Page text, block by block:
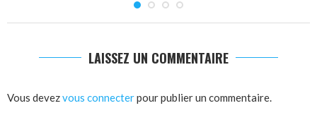
LAISSEZ UN COMMENTAIRE
Vous devezvous connecterpour publier un commentaire.